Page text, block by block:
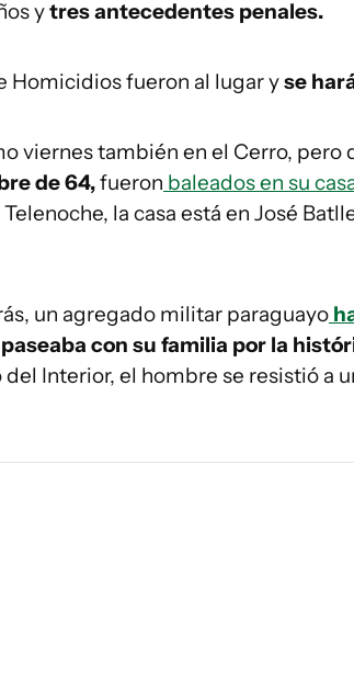
ytres antecedentes penales.
Homicidios fueron al lugar yse
viernes también en el Cerro, pero
de 64,fueron baleados en su
la casa está en José
un agregado militar paraguayo
con su familia por la
Interior, el hombre se resistió a